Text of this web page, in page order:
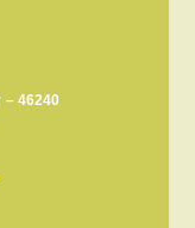
– 46240